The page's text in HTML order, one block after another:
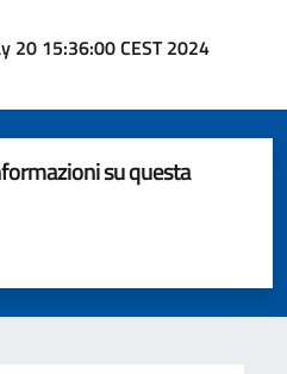
20 15:36:00 CEST 2024
su questa
su 5
5